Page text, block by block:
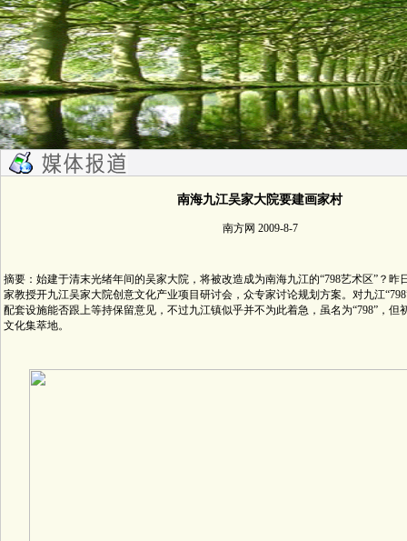
南海九江吴家大院要建画家村
南方网 2009-8-7
摘要：始建于清末光绪年间的吴家大院，将被改造成为南海九江的“798艺术区”？昨
家教授开九江吴家大院创意文化产业项目研讨会，众专家讨论规划方案。对九江
配套设施能否跟上等持保留意见，不过九江镇似乎并不为此着急，虽名为“798”，但
文化集萃地。